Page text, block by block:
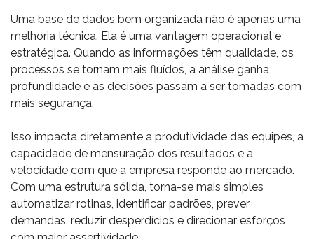
Uma base de dados bem organizada não é apenas uma
melhoria técnica. Ela é uma vantagem operacional e
estratégica. Quando as informações têm qualidade, os
processos se tornam mais fluídos, a análise ganha
profundidade e as decisões passam a ser tomadas com
mais segurança.
Isso impacta diretamente a produtividade das equipes, a
capacidade de mensuração dos resultados e a
velocidade com que a empresa responde ao mercado.
Com uma estrutura sólida, torna-se mais simples
automatizar rotinas, identificar padrões, prever
demandas, reduzir desperdícios e direcionar esforços